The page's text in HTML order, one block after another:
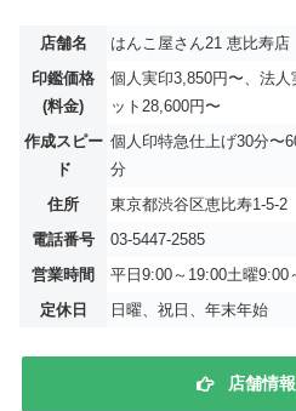
店舗名
はんこ屋さん21 恵比寿店
印鑑価格
(料金)
個人実印3,850円〜、法
ット28,600円〜
作成スピー
ド
個人印特急仕上げ30分〜
分
住所
東京都渋谷区恵比寿1-5-2
電話番号
03-5447-2585
営業時間
平日9:00～19:00土曜9:00
定休日
日曜、祝日、年末年始
店舗情